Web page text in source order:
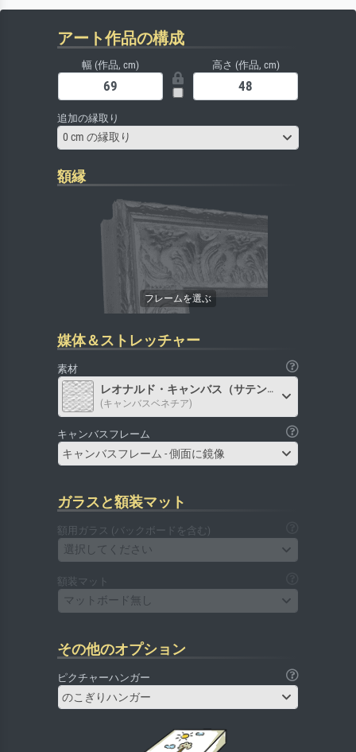
アート作品の構成
幅 (作品, cm) 高さ (作品, cm)
追加の縁取り
0 cm の縁取り
額縁
媒体＆ストレッチャー
素材
レオナルド・キャンバス（サテン）
(キャンバスベネチア)
キャンバスフレーム
キャンバスフレーム - 側面に鏡像
ガラスと額装マット
額用ガラス (バックボードを含む)
選択してください
額装マット
マットボード無し
その他のオプション
ピクチャーハンガー
のこぎりハンガー